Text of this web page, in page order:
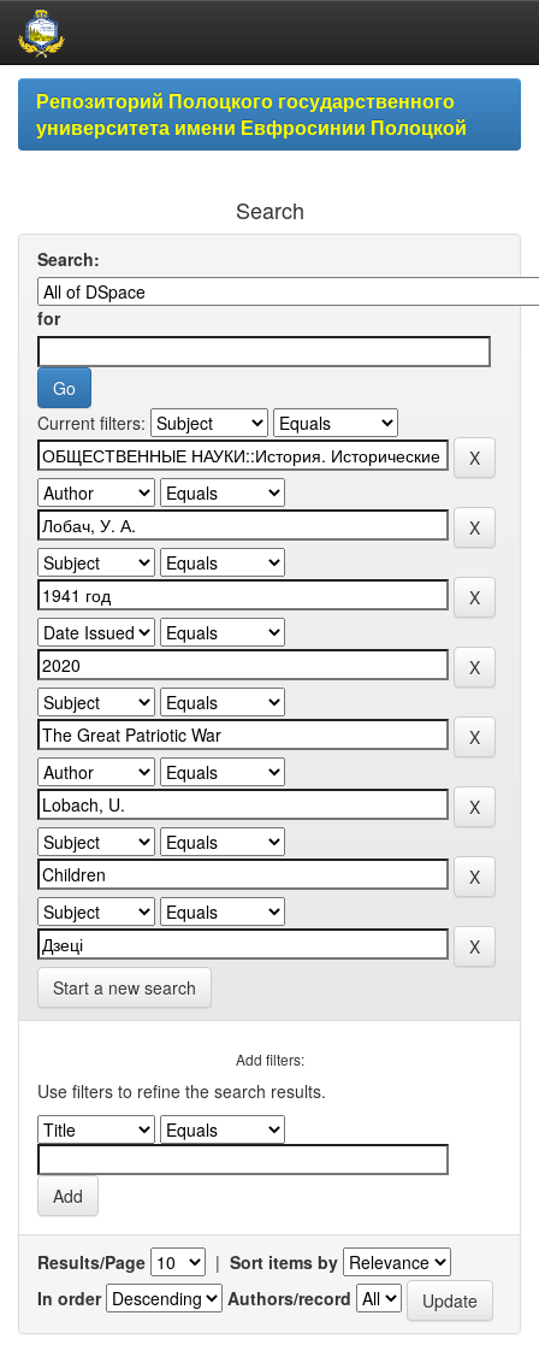
Skip
navigationРепозиторий Полоцкого государственного
университета имени Евфросинии Полоцкой
Search
Search:
for
Current filters:
Start a new search
Add filters:
Use filters to refine the search results.
Results/Page | Sort items by
In order
Authors/record